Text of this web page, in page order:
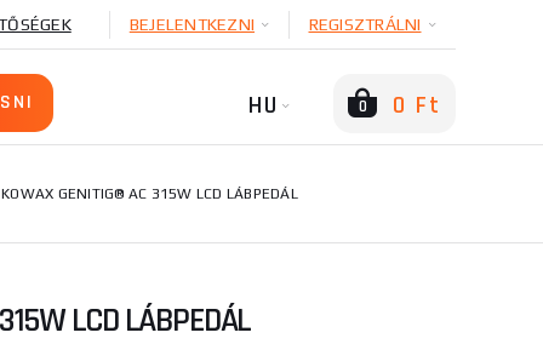
BEJELENTKEZNI REGISZTRÁLNI
HU 0 0 Ft
KOWAX GENITIG® AC 315W LCD LÁBPEDÁL
LCD LÁBPEDÁL